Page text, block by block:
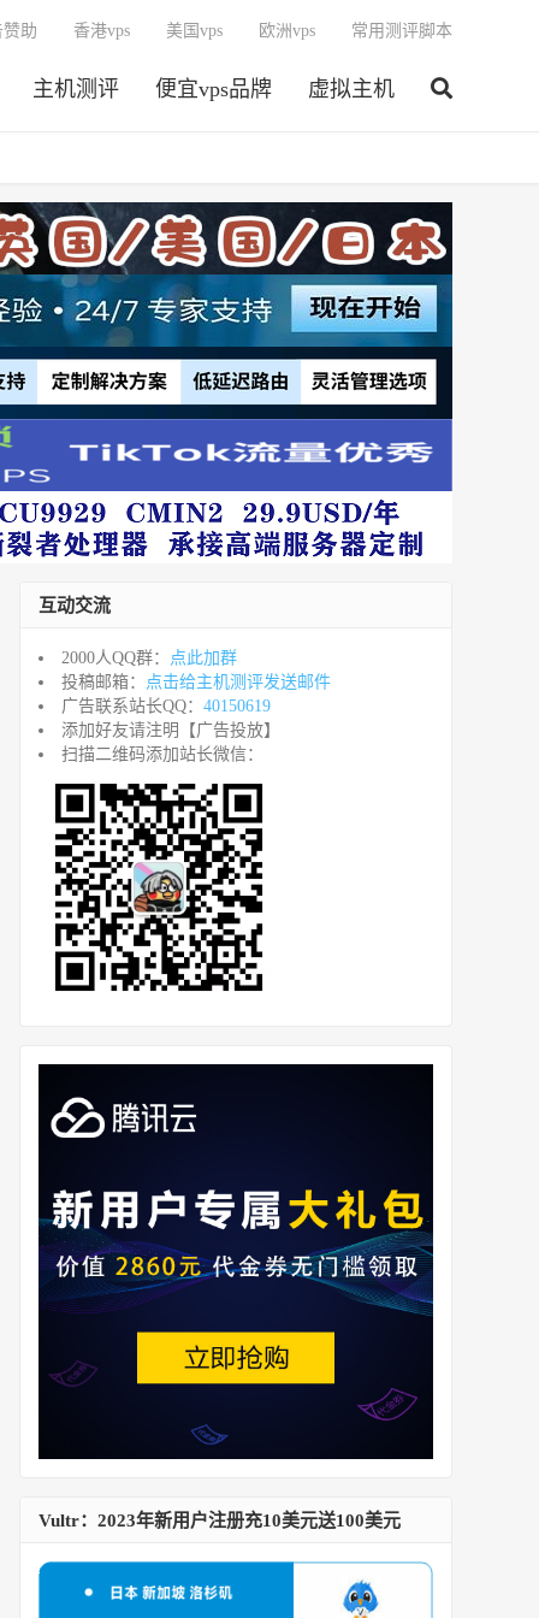
主机测评 便宜vps品牌 虚拟主机
助 香港vps 美国vps 欧洲vps 常用测评脚本
互动交流
2000人QQ群： 点此加群
投稿邮箱： 点击给主机测评发送邮件
广告联系站长QQ： 40150619
添加好友请注明【广告投放】
扫描二维码添加站长微信：
Vultr：2023年新用户注册充10美元送100美元